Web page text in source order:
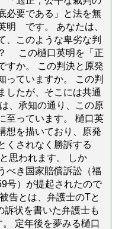
必要である」と法を無
明 です。 あなたは、
、このような卑劣な判
この樋口英明を「正
すか。 この判決と原発
っていますか。 この判
したが、そこには共通
、承知の通り、この原
至っています。 樋口英
想を描いており、原発
くされなく勝訴する
思われます。 しか
べき国家賠償訴訟（福
号）が提起されたので
告とは、弁護士のTと
訴状を書いた弁護士も
定年後を夢みる樋口